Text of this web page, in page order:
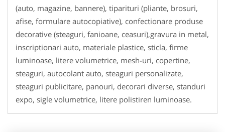
(auto, magazine, bannere), tiparituri (pliante, brosuri,
afise, formulare autocopiative), confectionare produse
decorative (steaguri, fanioane, ceasuri),gravura in metal,
inscriptionari auto, materiale plastice, sticla, firme
luminoase, litere volumetrice, mesh-uri, copertine,
steaguri, autocolant auto, steaguri personalizate,
steaguri publicitare, panouri, decorari diverse, standuri
expo, sigle volumetrice, litere polistiren luminoase.